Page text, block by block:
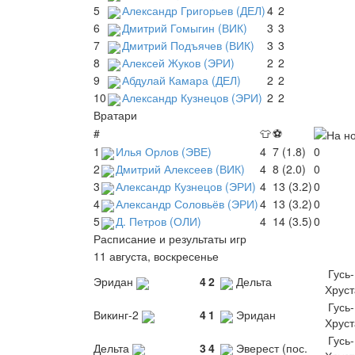
5
Александр Григорьев (ДЕЛ)4 2
6
Дмитрий Гомыгин (ВИК) 3 3
7
Дмитрий Подъячев (ВИК) 3 3
8
Алексей Жуков (ЭРИ) 2 2
9
Абдулай Камара (ДЕЛ) 2 2
10
Александр Кузнецов (ЭРИ) 2 2
Вратари
#
👕⚽
1
Илья Орлов (ЭВЕ) 4 7 (1.8) 0
2
Дмитрий Алексеев (ВИК) 4 8 (2.0) 0
3
Александр Кузнецов (ЭРИ) 4 13 (3.2)0
4
Александр Соловьёв (ЭРИ)4 13 (3.2)0
5
Д. Петров (ОЛИ) 4 14 (3.5)0
Расписание и результаты игр
11 августа, воскресенье
Эридан
42 Дельта
Гусь-
Викинг-2
4 1 Эридан
Гусь-
Дельта
34 Эверест (пос.
Гусь-